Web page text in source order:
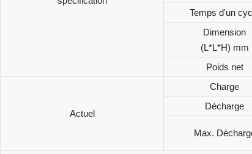
Temps d'un
Dimension
(L*L*H) mm
Poids net
Actuel
Charge
Décharge
Max.